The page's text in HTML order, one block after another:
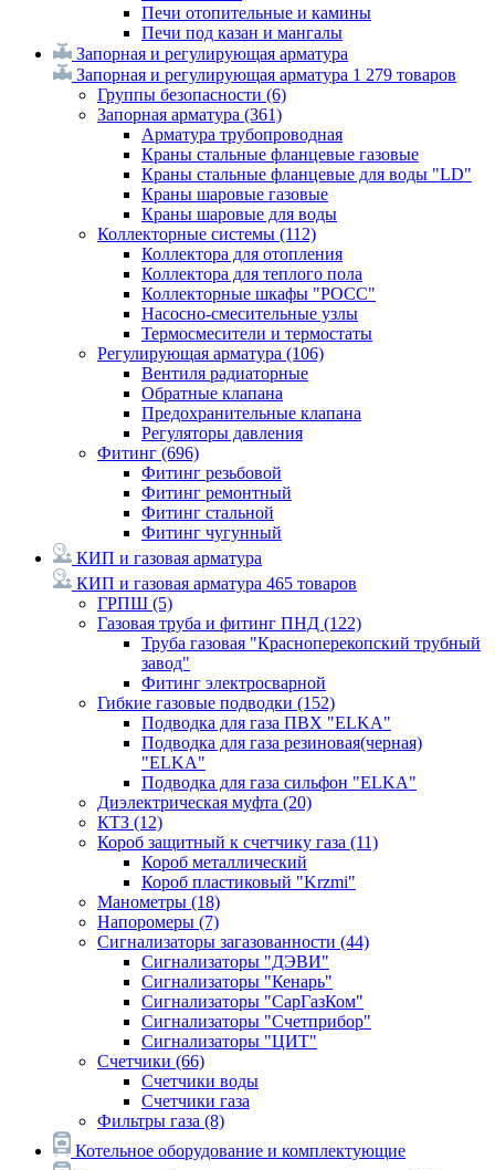
Печи отопительные и камины
Печи под казан и мангалы
Запорная и регулирующая арматура
Запорная и регулирующая арматура 1 279 товаров
Группы безопасности (6)
Запорная арматура (361)
Арматура трубопроводная
Краны стальные фланцевые газовые
Краны стальные фланцевые для воды "LD"
Краны шаровые газовые
Краны шаровые для воды
Коллекторные системы (112)
Коллектора для отопления
Коллектора для теплого пола
Коллекторные шкафы "РОСС"
Насосно-смесительные узлы
Термосмесители и термостаты
Регулирующая арматура (106)
Вентиля радиаторные
Обратные клапана
Предохранительные клапана
Регуляторы давления
Фитинг (696)
Фитинг резьбовой
Фитинг ремонтный
Фитинг стальной
Фитинг чугунный
КИП и газовая арматура
КИП и газовая арматура 465 товаров
ГРПШ (5)
Газовая труба и фитинг ПНД (122)
Труба газовая "Красноперекопский трубный
завод"
Фитинг электросварной
Гибкие газовые подводки (152)
Подводка для газа ПВХ "ELKA"
Подводка для газа резиновая(черная)
"ELKA"
Подводка для газа сильфон "ELKA"
Диэлектрическая муфта (20)
КТЗ (12)
Короб защитный к счетчику газа (11)
Короб металлический
Короб пластиковый "Krzmi"
Манометры (18)
Напоромеры (7)
Сигнализаторы загазованности (44)
Сигнализаторы "ДЭВИ"
Сигнализаторы "Кенарь"
Сигнализаторы "СарГазКом"
Сигнализаторы "Счетприбор"
Сигнализаторы "ЦИТ"
Счетчики (66)
Счетчики воды
Счетчики газа
Фильтры газа (8)
Котельное оборудование и комплектующие